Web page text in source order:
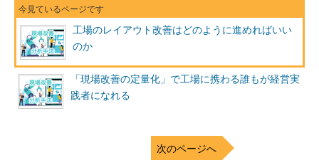
工場のレイアウト改善はどのように進めればいい
のか
「現場改善の定量化」で工場に携わる誰もが経営実
践者になれる
次のページへ